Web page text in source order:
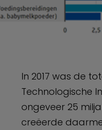
In 2017 was de
Technologische
ongeveer 25
creëerde